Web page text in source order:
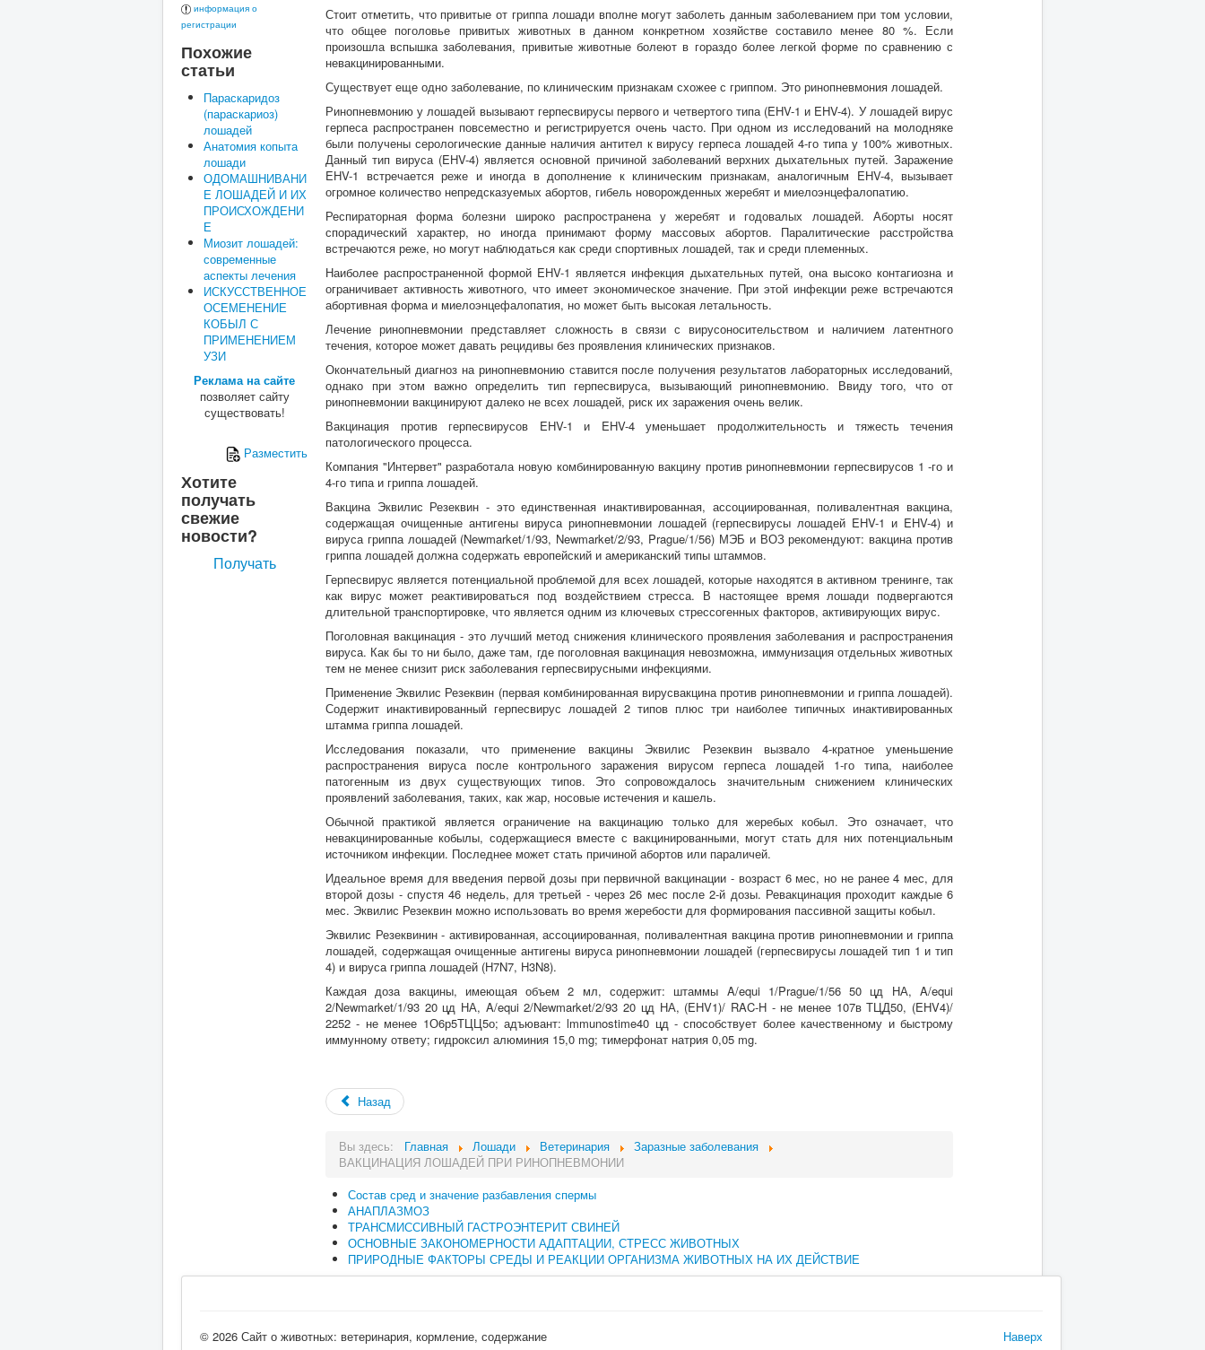
информация о
регистрации
Похожие
статьи
Параскаридоз
(параскариоз)
лошадей
Анатомия копыта
лошади
ОДОМАШНИВАНИ
Е ЛОШАДЕЙ И ИХ
ПРОИСХОЖДЕНИ
Е
Миозит лошадей:
современные
аспекты лечения
ИСКУССТВЕННОЕ
ОСЕМЕНЕНИЕ
КОБЫЛ С
ПРИМЕНЕНИЕМ
УЗИ
Реклама на сайте
позволяет сайту
существовать!
Разместить
Хотите
получать
свежие
новости?
Получать
Стоит отметить, что привитые от гриппа лошади вполне могут заболеть данным заболеванием при том условии,
что общее поголовье привитых животных в данном конкретном хозяйстве составило менее 80 %. Если
произошла вспышка заболевания, привитые животные болеют в гораздо более легкой форме по сравнению с
невакцинированными.
Существует еще одно заболевание, по клиническим признакам схожее с гриппом. Это ринопневмония лошадей.
Ринопневмонию у лошадей вызывают герпесвирусы первого и четвертого типа (EHV-1 и EHV-4). У лошадей вирус
герпеса распространен повсеместно и регистрируется очень часто. При одном из исследований на молодняке
были получены серологические данные наличия антител к вирусу герпеса лошадей 4-го типа у 100% животных.
Данный тип вируса (EHV-4) является основной причиной заболеваний верхних дыхательных путей. Заражение
EHV-1 встречается реже и иногда в дополнение к клиническим признакам, аналогичным EHV-4, вызывает
огромное количество непредсказуемых абортов, гибель новорожденных жеребят и миелоэнцефалопатию.
Респираторная форма болезни широко распространена у жеребят и годовалых лошадей. Аборты носят
спорадический характер, но иногда принимают форму массовых абортов. Паралитические расстройства
встречаются реже, но могут наблюдаться как среди спортивных лошадей, так и среди племенных.
Наиболее распространенной формой EHV-1 является инфекция дыхательных путей, она высоко контагиозна и
ограничивает активность животного, что имеет экономическое значение. При этой инфекции реже встречаются
абортивная форма и миелоэнцефалопатия, но может быть высокая летальность.
Лечение ринопневмонии представляет сложность в связи с вирусоносительством и наличием латентного
течения, которое может давать рецидивы без проявления клинических признаков.
Окончательный диагноз на ринопневмонию ставится после получения результатов лабораторных исследований,
однако при этом важно определить тип герпесвируса, вызывающий ринопневмонию. Ввиду того, что от
ринопневмонии вакцинируют далеко не всех лошадей, риск их заражения очень велик.
Вакцинация против герпесвирусов EHV-1 и EHV-4 уменьшает продолжительность и тяжесть течения
патологического процесса.
Компания "Интервет" разработала новую комбинированную вакцину против ринопневмонии герпесвирусов 1 -го и
4-го типа и гриппа лошадей.
Вакцина Эквилис Резеквин - это единственная инактивированная, ассоциированная, поливалентная вакцина,
содержащая очищенные антигены вируса ринопневмонии лошадей (герпесвирусы лошадей EHV-1 и EHV-4) и
вируса гриппа лошадей (Newmarket/1/93, Newmarket/2/93, Prague/1/56) МЭБ и ВОЗ рекомендуют: вакцина против
гриппа лошадей должна содержать европейский и американский типы штаммов.
Герпесвирус является потенциальной проблемой для всех лошадей, которые находятся в активном тренинге, так
как вирус может реактивироваться под воздействием стресса. В настоящее время лошади подвергаются
длительной транспортировке, что является одним из ключевых стрессогенных факторов, активирующих вирус.
Поголовная вакцинация - это лучший метод снижения клинического проявления заболевания и распространения
вируса. Как бы то ни было, даже там, где поголовная вакцинация невозможна, иммунизация отдельных животных
тем не менее снизит риск заболевания герпесвирусными инфекциями.
Применение Эквилис Резеквин (первая комбинированная вирусвакцина против ринопневмонии и гриппа лошадей).
Содержит инактивированный герпесвирус лошадей 2 типов плюс три наиболее типичных инактивированных
штамма гриппа лошадей.
Исследования показали, что применение вакцины Эквилис Резеквин вызвало 4-кратное уменьшение
распространения вируса после контрольного заражения вирусом герпеса лошадей 1-го типа, наиболее
патогенным из двух существующих типов. Это сопровождалось значительным снижением клинических
проявлений заболевания, таких, как жар, носовые истечения и кашель.
Обычной практикой является ограничение на вакцинацию только для жеребых кобыл. Это означает, что
невакцинированные кобылы, содержащиеся вместе с вакцинированными, могут стать для них потенциальным
источником инфекции. Последнее может стать причиной абортов или параличей.
Идеальное время для введения первой дозы при первичной вакцинации - возраст 6 мес, но не ранее 4 мес, для
второй дозы - спустя 46 недель, для третьей - через 26 мес после 2-й дозы. Ревакцинация проходит каждые 6
мес. Эквилис Резеквин можно использовать во время жеребости для формирования пассивной защиты кобыл.
Эквилис Резеквинин - активированная, ассоциированная, поливалентная вакцина против ринопневмонии и гриппа
лошадей, содержащая очищенные антигены вируса ринопневмонии лошадей (герпесвирусы лошадей тип 1 и тип
4) и вируса гриппа лошадей (H7N7, H3N8).
Каждая доза вакцины, имеющая объем 2 мл, содержит: штаммы A/equi 1/Prague/1/56 50 цд НА, A/equi
2/Newmarket/1/93 20 цд НА, A/equi 2/Newmarket/2/93 20 цд НА, (EHV1)/ RAC-H - не менее 107в ТЦД50, (EHV4)/
2252 - не менее 1О6р5ТЦЦ5о; адъювант: lmmunostime40 цд - способствует более качественному и быстрому
иммунному ответу; гидроксил алюминия 15,0 mg; тимерфонат натрия 0,05 mg.
Назад
Вы здесь: Главная Лошади Ветеринария
Заразные заболевания
ВАКЦИНАЦИЯ ЛОШАДЕЙ ПРИ РИНОПНЕВМОНИИ
Состав сред и значение разбавления спермы
АНАПЛАЗМОЗ
ТРАНСМИССИВНЫЙ ГАСТРОЭНТЕРИТ СВИНЕЙ
ОСНОВНЫЕ ЗАКОНОМЕРНОСТИ АДАПТАЦИИ, СТРЕСС ЖИВОТНЫХ
ПРИРОДНЫЕ ФАКТОРЫ СРЕДЫ И РЕАКЦИИ ОРГАНИЗМА ЖИВОТНЫХ НА ИХ ДЕЙСТВИЕ
Наверх
© 2026 Сайт о животных: ветеринария, кормление, содержание